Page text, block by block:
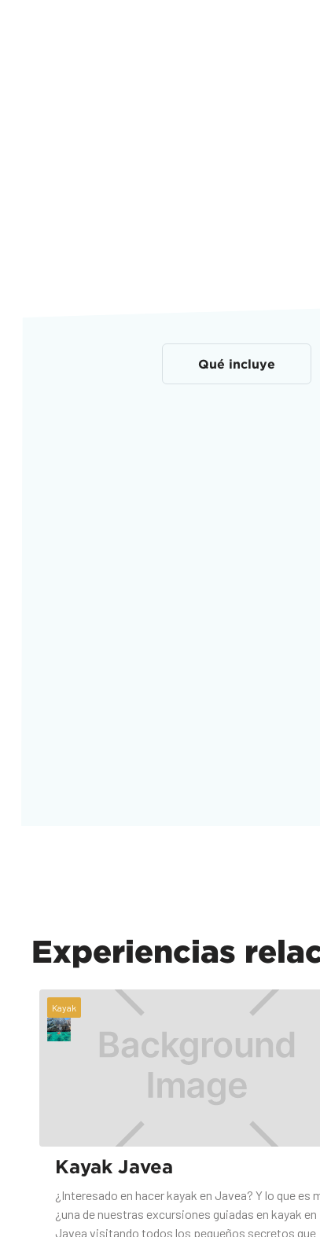
Qué incluye
Experiencias
Kayak
Kayak Javea
¿Interesado en hacer kayak en Javea? Y lo que es
¿una de nuestras excursiones guiadas en kayak en
Javea visitando todos los pequeños secretos que